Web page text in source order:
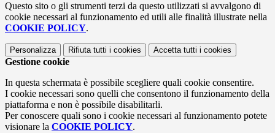
Questo sito o gli strumenti terzi da questo utilizzati si avvalgono di
cookie necessari al funzionamento ed utili alle finalità illustrate nella
COOKIE POLICY.
Personalizza Rifiuta tutti i cookies Accetta tutti i cookies
Gestione cookie
In questa schermata è possibile scegliere quali cookie consentire.
I cookie necessari sono quelli che consentono il funzionamento della
piattaforma e non è possibile disabilitarli.
Per conoscere quali sono i cookie necessari al funzionamento potete
visionare la COOKIE POLICY.